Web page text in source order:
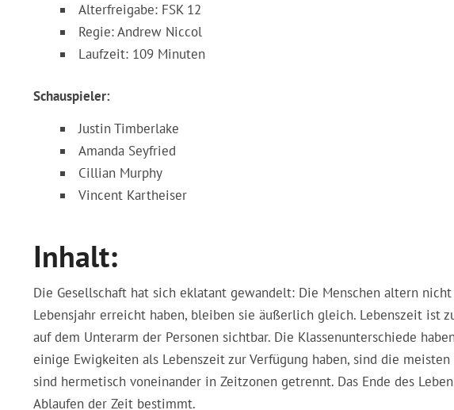
Alterfreigabe: FSK 12
Regie: Andrew Niccol
Laufzeit: 109 Minuten
Schauspieler:
Justin Timberlake
Amanda Seyfried
Cillian Murphy
Vincent Kartheiser
Inhalt:
Die Gesellschaft hat sich eklatant gewandelt: Die Menschen altern
Lebensjahr erreicht haben, bleiben sie äußerlich gleich. Lebenszeit ist
auf dem Unterarm der Personen sichtbar. Die Klassenunterschiede
einige Ewigkeiten als Lebenszeit zur Verfügung haben, sind die
sind hermetisch voneinander in Zeitzonen getrennt. Das Ende des
Ablaufen der Zeit bestimmt.